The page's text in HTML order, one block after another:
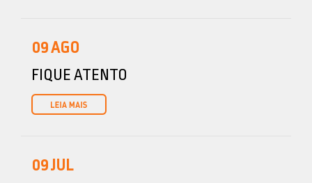
09AGO
FIQUE ATENTO
09JUL